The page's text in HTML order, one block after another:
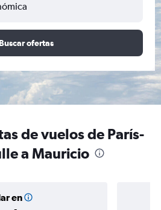
ofertas
de vuelos de París-
a Mauricio
en